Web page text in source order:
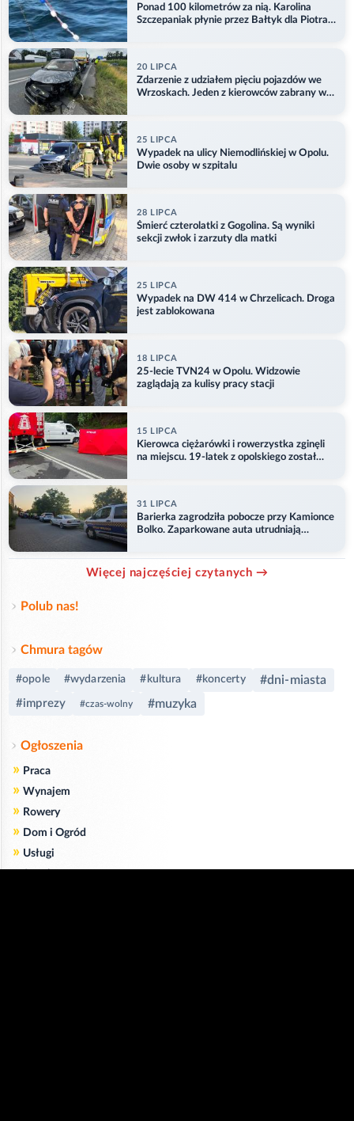
Ponad 100 kilometrów za nią. Karolina
Szczepaniak płynie przez Bałtyk dla Piotra.
20 LIPCA
Zdarzenie z udziałem pięciu pojazdów we
Wrzoskach. Jeden z kierowców zabrany w
25 LIPCA
Wypadek na ulicy Niemodlińskiej w Opolu.
Dwie osoby w szpitalu
28 LIPCA
Śmierć czterolatki z Gogolina. Są wyniki
sekcji zwłok i zarzuty dla matki
25 LIPCA
Wypadek na DW 414 w Chrzelicach. Droga
jest zablokowana
18 LIPCA
25-lecie TVN24 w Opolu. Widzowie
zaglądają za kulisy pracy stacji
15 LIPCA
Kierowca ciężarówki i rowerzystka zginęli
na miejscu. 19-latek z opolskiego został
31 LIPCA
Barierka zagrodziła pobocze przy Kamionce
Bolko. Zaparkowane auta utrudniają
Więcej najczęściej czytanych →
Polub nas!
Chmura tagów
#opole #wydarzenia #kultura #koncerty #dni-miasta
#imprezy #czas-wolny #muzyka
Ogłoszenia
» Praca
» Wynajem
» Rowery
» Dom i Ogród
» Usługi
»